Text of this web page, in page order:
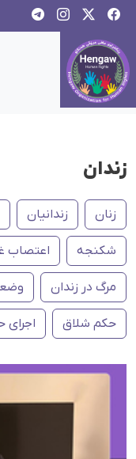
زندان
زنان زندانیان
شکنجه اعتصاب
مرگ در زندان
حکم شلاق